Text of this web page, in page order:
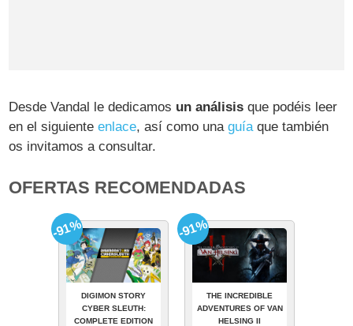
Desde Vandal le dedicamos un análisis que podéis leer
en el siguienteenlace, así como unaguíaque también
os invitamos a consultar.
OFERTAS RECOMENDADAS
DIGIMON STORY
CYBER SLEUTH:
COMPLETE EDITION
-91%
THE INCREDIBLE
ADVENTURES OF VAN
HELSING II
-91%